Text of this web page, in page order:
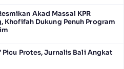
Akad Massal KPR
Khofifah Dukung Penuh Program
Picu Protes, Jurnalis Bali Angkat